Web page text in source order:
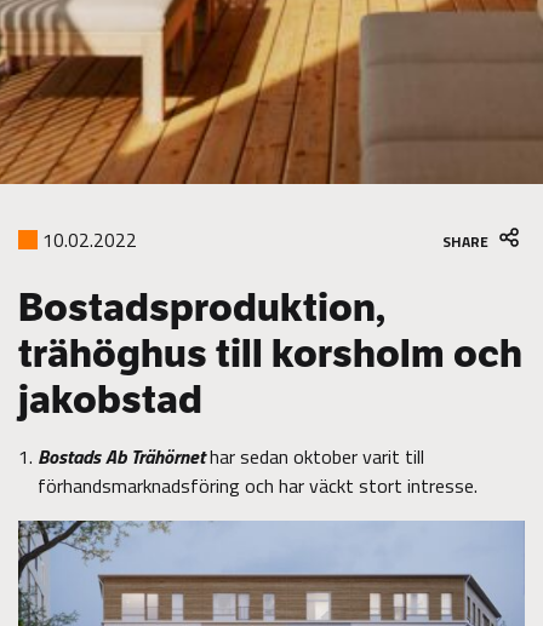
10.02.2022 SHARE
Bostadsproduktion,
trähöghus till korsholm och
jakobstad
Bostads Ab Trähörnethar sedan oktober varit till
förhandsmarknadsföring och har väckt stort intresse.